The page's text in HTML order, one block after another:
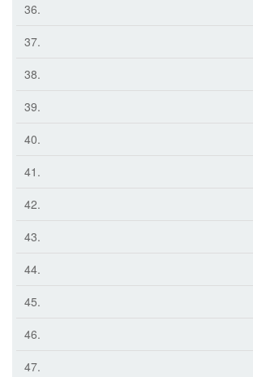
36.
37.
38.
39.
40.
41.
42.
43.
44.
45.
46.
47.